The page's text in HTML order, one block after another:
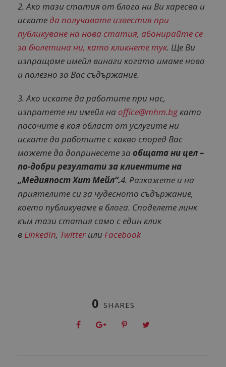
2. Ако тази статия от блога ни Ви харесва и
искате да получавате известия при
публикуване на нова статия, абонирайте се
за бюлетина ни, като кликнете тук. Ще Ви
изпращаме имейл винаги когато имаме ново
и полезно за Вас съдържание.
3. Ако искате да работите при нас,
изпратете ни имейл на office@mhm.bgкато
посочите в коя област от услугите ни
искате да работите с какво според Вас
можете да допринесете за общата ни цел –
по-добри резултати за клиентите на
„Медияпост Хит Мейл“.4. Разкажете и на
приятелите си за чудесното съдържание,
което публикуваме в блога. Споделете линк
към тази статия само с един клик
в LinkedIn, Twitter или Facebook
0 SHARES